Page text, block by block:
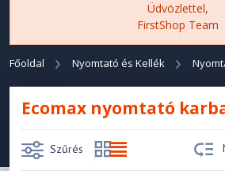
Üdvözlettel,
FirstShop Team
Főoldal Nyomtató és Kellék
Ecomax nyomtató
Szűrés